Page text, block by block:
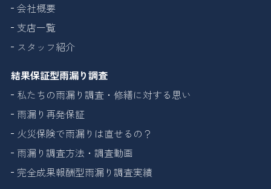
会社概要
支店一覧
スタッフ紹介
結果保証型雨漏り調査
私たちの雨漏り調査・修繕に対する思い
雨漏り再発保証
火災保険で雨漏りは直せるの？
雨漏り調査方法・調査動画
完全成果報酬型雨漏り調査実績